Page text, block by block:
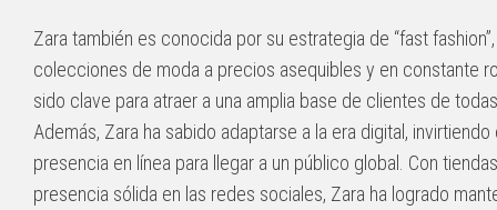
Zara también es conocida por su estrategia de “fast
colecciones de moda a precios asequibles y en constante
sido clave para atraer a una amplia base de clientes de
Además, Zara ha sabido adaptarse a la era digital,
presencia en línea para llegar a un público global. Con
presencia sólida en las redes sociales, Zara ha logrado